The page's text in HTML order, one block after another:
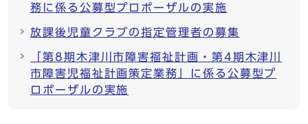
務に係る公募型プロポーザルの実施
放課後児童クラブの指定管理者の募集
「第8期木津川市障害福祉計画・第4期木津川
市障害児福祉計画策定業務」に係る公募型プ
ロポーザルの実施